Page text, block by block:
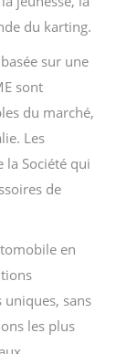
du karting.
sur une
sont
du marché,
Les
Société qui
de
en
sans
les plus